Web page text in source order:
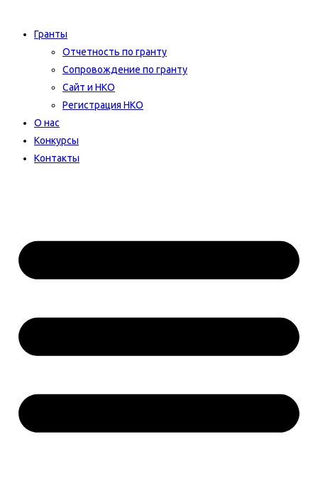
Гранты
Отчетность по гранту
Сопровождение по гранту
Сайт и НКО
Регистрация НКО
О нас
Конкурсы
Контакты